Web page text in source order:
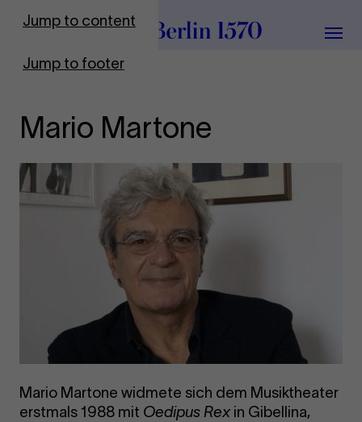
Jump to content
Jump to footer
To Frontpage
Mario Martone
Mario Martone widmete sich dem Musiktheater
erstmals 1988 mit Oedipus Rex in Gibellina,